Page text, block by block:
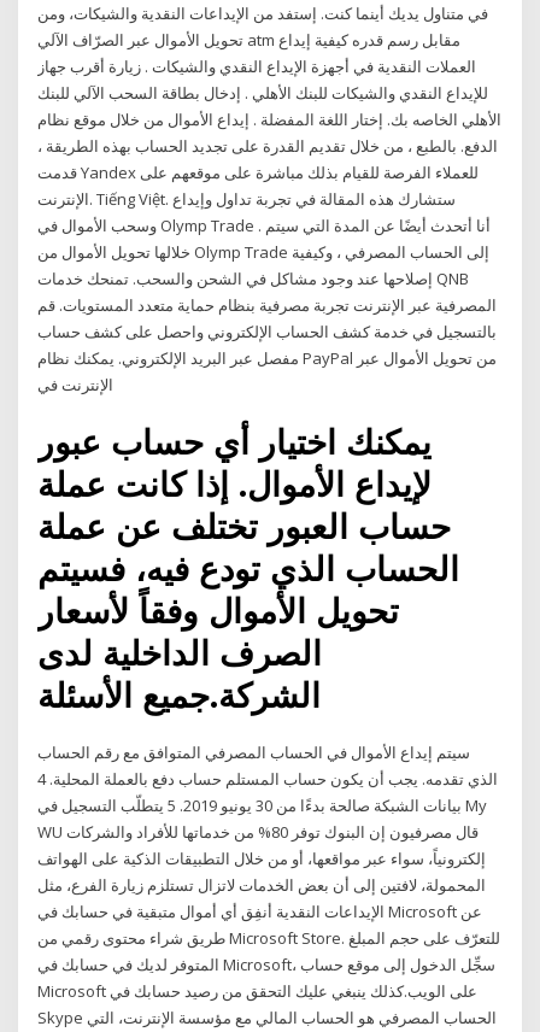
في متناول يديك أينما كنت. إستفد من الإيداعات النقدية والشيكات، ومن
تحويل الأموال عبر الصرّاف الآلي atm مقابل رسم قدره كيفية إيداع
العملات النقدية في أجهزة الإيداع النقدي والشيكات . زيارة أقرب جهاز
للإيداع النقدي والشيكات للبنك الأهلي . إدخال بطاقة السحب الآلي للبنك
الأهلي الخاصه بك. إختار اللغة المفضلة . إيداع الأموال من خلال موقع نظام
الدفع. بالطبع ، من خلال تقديم القدرة على تجديد الحساب بهذه الطريقة ،
قدمت Yandex للعملاء الفرصة للقيام بذلك مباشرة على موقعهم على
الإنترنت. Tiếng Việt. ستشارك هذه المقالة في تجربة تداول وإيداع
وسحب الأموال في Olymp Trade . أنا أتحدث أيضًا عن المدة التي سيتم
خلالها تحويل الأموال من Olymp Trade إلى الحساب المصرفي ، وكيفية
إصلاحها عند وجود مشاكل في الشحن والسحب. تمنحك خدمات QNB
المصرفية عبر الإنترنت تجربة مصرفية بنظام حماية متعدد المستويات. قم
بالتسجيل في خدمة كشف الحساب الإلكتروني واحصل على كشف حساب
مفصل عبر البريد الإلكتروني. يمكنك نظام PayPal من تحويل الأموال عبر
الإنترنت في
يمكنك اختيار أي حساب عبور
لإيداع الأموال. إذا كانت عملة
حساب العبور تختلف عن عملة
الحساب الذي تودع فيه، فسيتم
تحويل الأموال وفقاً لأسعار
الصرف الداخلية لدى
الشركة.جميع الأسئلة
سيتم إيداع الأموال في الحساب المصرفي المتوافق مع رقم الحساب
الذي تقدمه. يجب أن يكون حساب المستلم حساب دفع بالعملة المحلية. 4
بيانات الشبكة صالحة بدءًا من 30 يونيو 2019. 5 يتطلّب التسجيل في My
WU قال مصرفيون إن البنوك توفر 80% من خدماتها للأفراد والشركات
إلكترونياً، سواء عبر مواقعها، أو من خلال التطبيقات الذكية على الهواتف
المحمولة، لافتين إلى أن بعض الخدمات لاتزال تستلزم زيارة الفرع، مثل
الإيداعات النقدية أنفِق أي أموال متبقية في حسابك في Microsoft عن
طريق شراء محتوى رقمي من Microsoft Store. للتعرّف على حجم المبلغ
المتوفر لديك في حسابك في Microsoft، سجِّل الدخول إلى موقع حساب
Microsoft على الويب.كذلك ينبغي عليك التحقق من رصيد حسابك في
Skype الحساب المصرفي هو الحساب المالي مع مؤسسة الإنترنت، التي